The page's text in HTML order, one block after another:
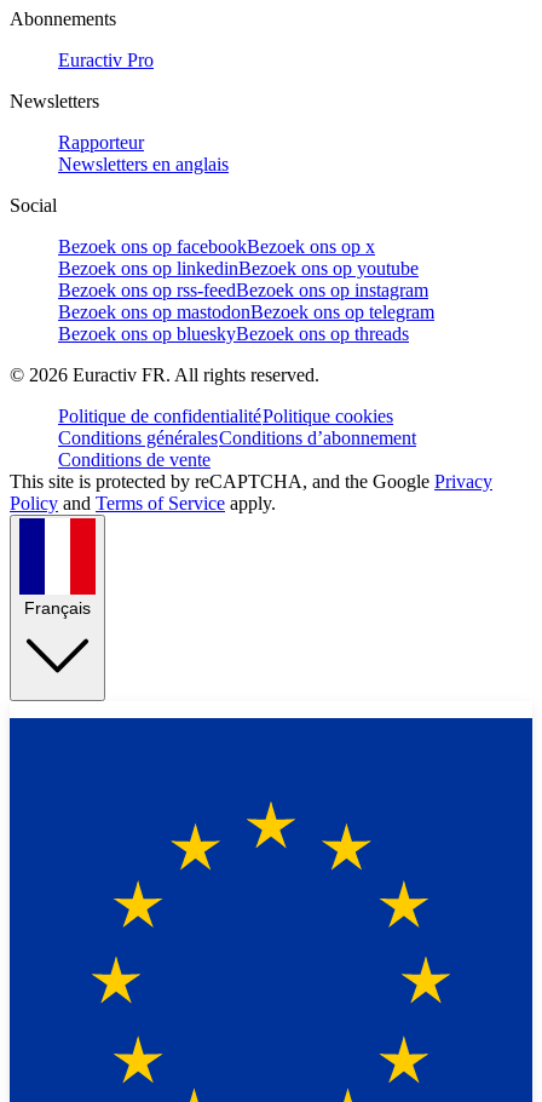
Abonnements
Euractiv Pro
Newsletters
Rapporteur
Newsletters en anglais
Social
Bezoek ons op facebookBezoek ons op x
Bezoek ons op linkedinBezoek ons op youtube
Bezoek ons op rss-feedBezoek ons op instagram
Bezoek ons op mastodonBezoek ons op telegram
Bezoek ons op blueskyBezoek ons op threads
© 2026 Euractiv FR. All rights reserved.
Politique de confidentialitéPolitique cookies
Conditions généralesConditions d’abonnement
Conditions de vente
This site is protected by reCAPTCHA, and the Google Privacy
Policy and Terms of Service apply.
Français